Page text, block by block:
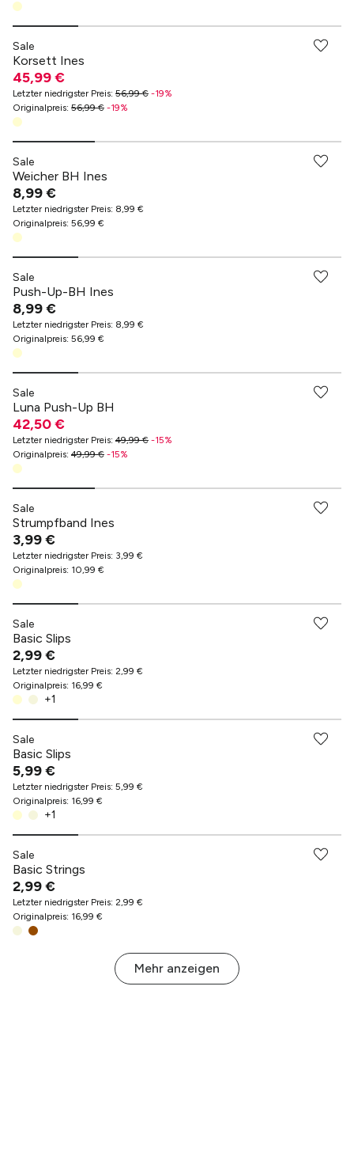
Sale
Korsett Ines
45,99 €
Letzter niedrigster Preis: 56,99 € -19%
Originalpreis: 56,99 € -19%
Sale
Weicher BH Ines
8,99 €
Letzter niedrigster Preis: 8,99 €
Originalpreis: 56,99 €
Sale
Push-Up-BH Ines
8,99 €
Letzter niedrigster Preis: 8,99 €
Originalpreis: 56,99 €
Sale
Luna Push-Up BH
42,50 €
Letzter niedrigster Preis: 49,99 € -15%
Originalpreis: 49,99 € -15%
Sale
Strumpfband Ines
3,99 €
Letzter niedrigster Preis: 3,99 €
Originalpreis: 10,99 €
Sale
Basic Slips
2,99 €
Letzter niedrigster Preis: 2,99 €
Originalpreis: 16,99 €
+1
Sale
Basic Slips
5,99 €
Letzter niedrigster Preis: 5,99 €
Originalpreis: 16,99 €
+1
Sale
Basic Strings
2,99 €
Letzter niedrigster Preis: 2,99 €
Originalpreis: 16,99 €
Mehr anzeigen